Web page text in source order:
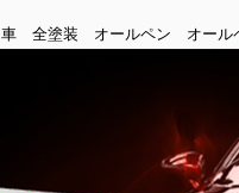
全塗装 オールペン オール